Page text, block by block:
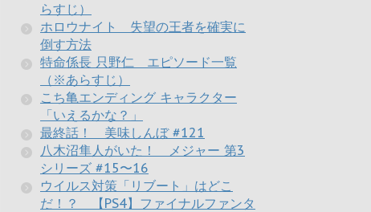
らすじ）
ホロウナイト 失望の王者を確実に
倒す方法
特命係長 只野仁 エピソード一覧
（※あらすじ）
こち亀エンディング キャラクター
「いえるかな？」
最終話！ 美味しんぼ #121
八木沼隼人がいた！ メジャー 第3
シリーズ #15〜16
ウイルス対策「リブート」はどこ
だ！？ 【PS4】ファイナルファンタ